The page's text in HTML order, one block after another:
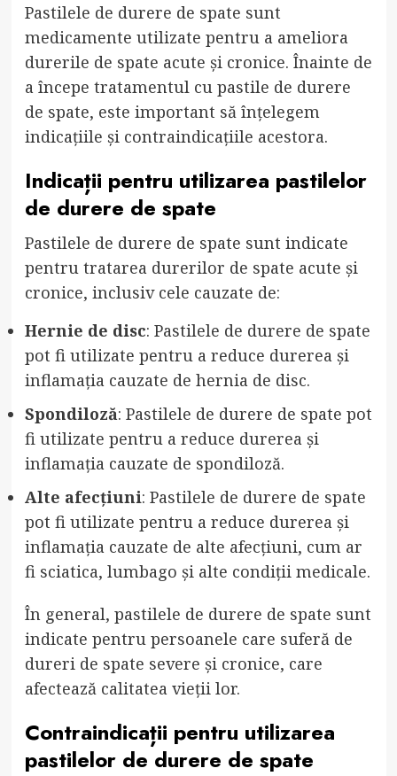
Pastilele de durere de spate sunt
medicamente utilizate pentru a ameliora
durerile de spate acute și cronice. Înainte de
a începe tratamentul cu pastile de durere
de spate, este important să înțelegem
indicațiile și contraindicațiile acestora.
Indicații pentru utilizarea pastilelor
de durere de spate
Pastilele de durere de spate sunt indicate
pentru tratarea durerilor de spate acute și
cronice, inclusiv cele cauzate de:
Hernie de disc: Pastilele de durere de spate
pot fi utilizate pentru a reduce durerea și
inflamația cauzate de hernia de disc.
Spondiloză: Pastilele de durere de spate pot
fi utilizate pentru a reduce durerea și
inflamația cauzate de spondiloză.
Alte afecțiuni: Pastilele de durere de spate
pot fi utilizate pentru a reduce durerea și
inflamația cauzate de alte afecțiuni, cum ar
fi sciatica, lumbago și alte condiții medicale.
În general, pastilele de durere de spate sunt
indicate pentru persoanele care suferă de
dureri de spate severe și cronice, care
afectează calitatea vieții lor.
Contraindicații pentru utilizarea
pastilelor de durere de spate